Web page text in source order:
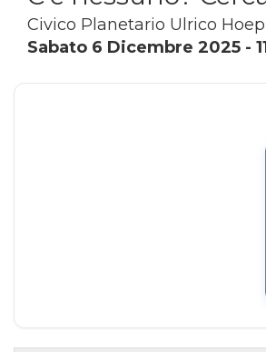
Civico Planetario Ulrico
Sabato 6 Dicembre 2025 -